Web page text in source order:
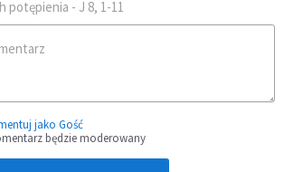
potępienia - J 8, 1-11
jako Gość
będzie moderowany